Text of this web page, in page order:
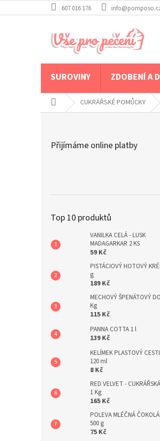
na
607 016 176
SUROVINY ZDOBENÍ A
Domů CUKRÁŘSKÉ POMŮCKY
Přijímáme online platby
Top 10 produktů
VANILKA CELÁ - LUSK
MADAGARKAR 2 KS
59 Kč
PISTÁCIOVÝ HOTOVÝ
g
189 Kč
MECHOVÝ ŠPENÁTOVÝ
Kg
115 Kč
PANNA COTTA 1 l
139 Kč
KELÍMEK PLASTOVÝ
120 ml
8 Kč
RED VELVET -
1 Kg
165 Kč
POLEVA MLÉČNÁ
500 g
75 Kč